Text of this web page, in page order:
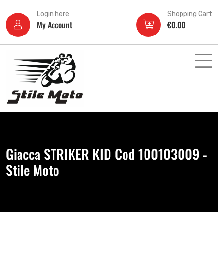
Login here
My Account
Shopping Cart
€0.00
Giacca STRIKER KID Cod 100103009 -
Stile Moto